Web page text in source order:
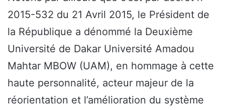
2015-532 du 21 Avril 2015, le Président de
la République a dénommé la Deuxième
Université de Dakar Université Amadou
Mahtar MBOW (UAM), en hommage à cette
haute personnalité, acteur majeur de la
réorientation et l’amélioration du système